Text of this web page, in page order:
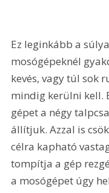
Ez leginkább a
mosógépeknél
kevés, vagy túl sok
mindig kerülni kell.
gépet a négy
állítjuk. Azzal is
célra kapható
tompítja a gép
a mosógépet úgy